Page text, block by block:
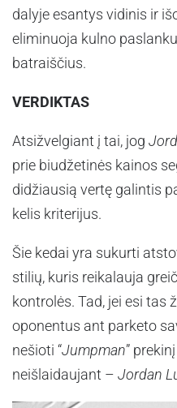
dalyje esantys vidinis ir
eliminuoja kulno
batraiščius.
VERDIKTAS
Atsižvelgiant į tai, jog
prie biudžetinės kainos
didžiausią vertę galintis
kelis kriterijus.
Šie kedai yra sukurti
stilių, kuris reikalauja
kontrolės. Tad, jei esi tas
oponentus ant parketo
nešioti “Jumpman”
neišlaidaujant – Jordan